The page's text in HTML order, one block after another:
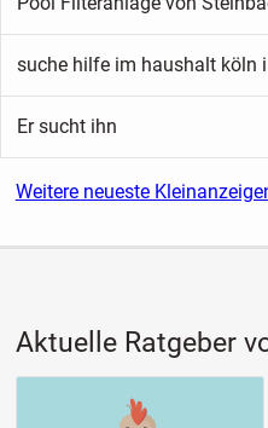
suche hilfe im haushalt köln
Er sucht ihn
Weitere neueste
Aktuelle Ratgeber